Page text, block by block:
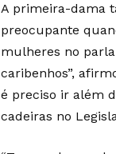
A primeira-dama
preocupante
mulheres no
caribenhos”,
é preciso ir além
cadeiras no